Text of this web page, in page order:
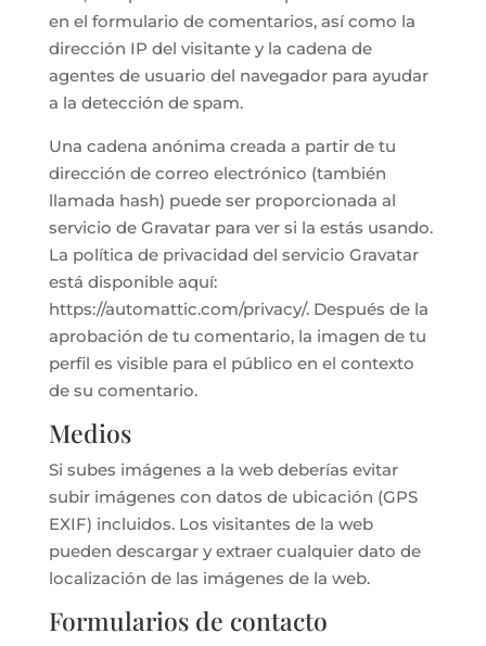
en el formulario de comentarios, así como la
dirección IP del visitante y la cadena de
agentes de usuario del navegador para ayudar
a la detección de spam.
Una cadena anónima creada a partir de tu
dirección de correo electrónico (también
llamada hash) puede ser proporcionada al
servicio de Gravatar para ver si la estás usando.
La política de privacidad del servicio Gravatar
está disponible aquí:
https://automattic.com/privacy/. Después de la
aprobación de tu comentario, la imagen de tu
perfil es visible para el público en el contexto
de su comentario.
Medios
Si subes imágenes a la web deberías evitar
subir imágenes con datos de ubicación (GPS
EXIF) incluidos. Los visitantes de la web
pueden descargar y extraer cualquier dato de
localización de las imágenes de la web.
Formularios de contacto